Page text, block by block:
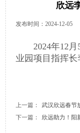
欣远
发布时间： 2024-12-05
2024年12月
业园项目指挥长
上一篇：
武汉欣远春节
下一篇：
欣远助力！阳